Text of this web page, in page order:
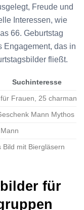
Freude und
Interessen, wie
66. Geburtstag
Engagement, das in
fließt.
Suchinteresse
Frauen, 25
Mann Mythos
Bild mit Biergläsern
für